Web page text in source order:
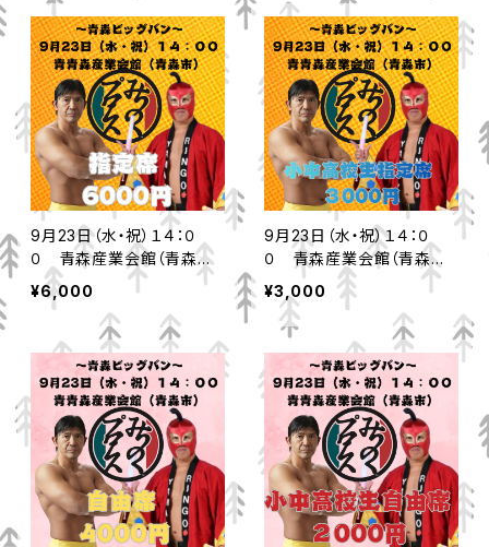
9月23日（水・祝）１４：０
０ 青森産業会館（青森市）
指定席
¥6,000
9月23日（水・祝）１４：０
０ 青森産業会館（青森市）
小中高校生自由席
¥3,000